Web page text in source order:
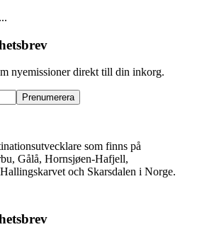
nyemissioner direkt till din inkorg.
Prenumerera
som finns på
Gålå, Hornsjøen-Hafjell,
och Skarsdalen i Norge.